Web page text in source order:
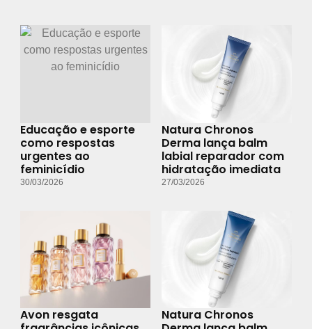
Educação e esporte
como respostas
urgentes ao
feminicídio
30/03/2026
Natura Chronos
Derma lança balm
labial reparador com
hidratação imediata
27/03/2026
Avon resgata
Natura Chronos